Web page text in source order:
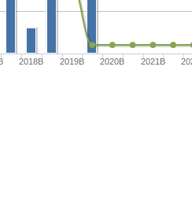
2018B 2019B 2020B 2021B